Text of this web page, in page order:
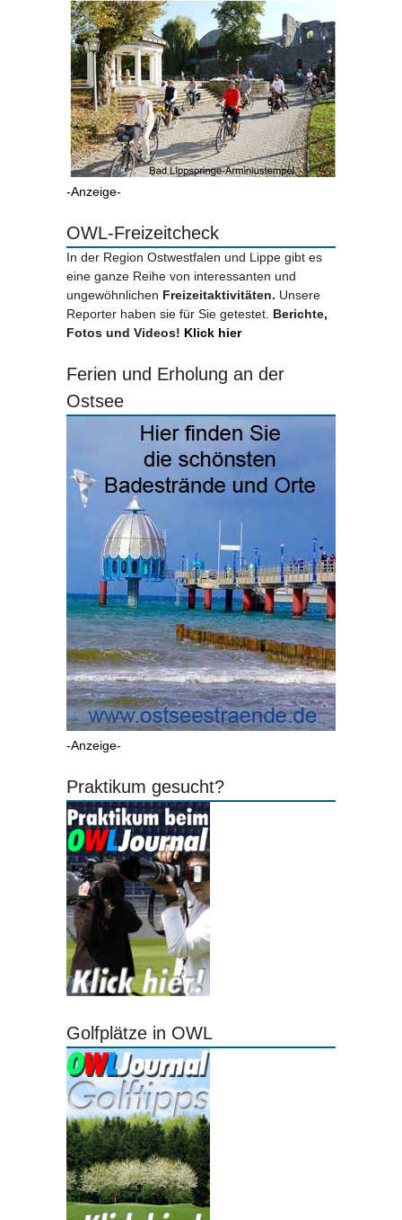
-Anzeige-
OWL-Freizeitcheck
In der Region Ostwestfalen und Lippe gibt es
eine ganze Reihe von interessanten und
ungewöhnlichen Freizeitaktivitäten. Unsere
Reporter haben sie für Sie getestet. Berichte,
Fotos und Videos! Klick hier
Ferien und Erholung an der
Ostsee
-Anzeige-
Praktikum gesucht?
Golfplätze in OWL